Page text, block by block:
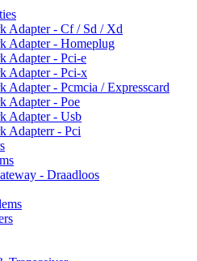
Adapter - Cf / Sd / Xd
Adapter - Homeplug
Adapter - Pci-e
Adapter - Pci-x
Adapter - Pcmcia / Expresscard
Adapter - Poe
Adapter - Usb
Adapterr - Pci
- Draadloos